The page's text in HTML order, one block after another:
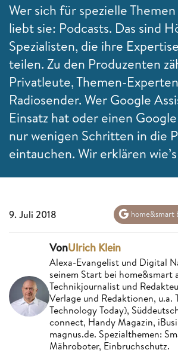
Wer sich für spezielle
liebt sie: Podcasts. Das sind
Spezialisten, die ihre
teilen. Zu den Produzenten
Privatleute, Themen-
Radiosender. Wer Google
Einsatz hat oder einen
nur wenigen Schritten in die
eintauchen. Wir erklären
9. Juli 2018 home&smart
VonUlrich Klein
Alexa-Evangelist und Digital
seinem Start bei home&smart
Technikjournalist und
Verlage und Redaktionen, u.a.
Technology Today),
connect, Handy Magazin,
magnus.de. Spezialthemen:
Mähroboter, Einbruchschutz.